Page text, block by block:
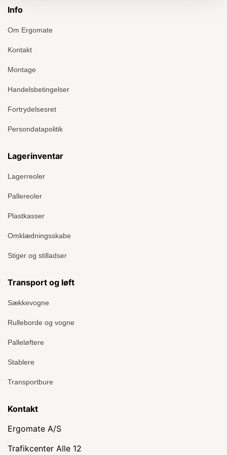
Info
Om Ergomate
Kontakt
Montage
Handelsbetingelser
Fortrydelsesret
Persondatapolitik
Lagerinventar
Lagerreoler
Pallereoler
Plastkasser
Omklædningsskabe
Stiger og stilladser
Transport og løft
Sækkevogne
Rulleborde og vogne
Palleløftere
Stablere
Transportbure
Kontakt
Ergomate A/S
Trafikcenter Alle 12